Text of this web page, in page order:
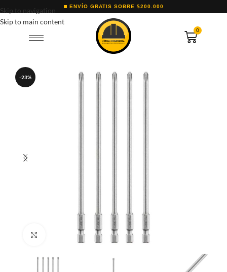
Skip to navigation
Skip to main content
ENVÍO GRATIS SOBRE $200.000
0
-23%
Clic para ampliar